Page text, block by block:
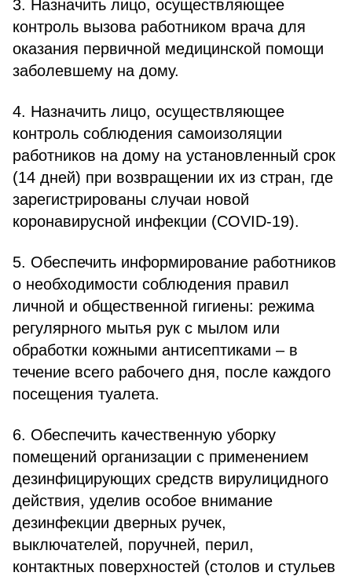
3. Назначить лицо, осуществляющее
контроль вызова работником врача для
оказания первичной медицинской помощи
заболевшему на дому.
4. Назначить лицо, осуществляющее
контроль соблюдения самоизоляции
работников на дому на установленный срок
(14 дней) при возвращении их из стран, где
зарегистрированы случаи новой
коронавирусной инфекции (COVID-19).
5. Обеспечить информирование работников
о необходимости соблюдения правил
личной и общественной гигиены: режима
регулярного мытья рук с мылом или
обработки кожными антисептиками – в
течение всего рабочего дня, после каждого
посещения туалета.
6. Обеспечить качественную уборку
помещений организации с применением
дезинфицирующих средств вирулицидного
действия, уделив особое внимание
дезинфекции дверных ручек,
выключателей, поручней, перил,
контактных поверхностей (столов и стульев